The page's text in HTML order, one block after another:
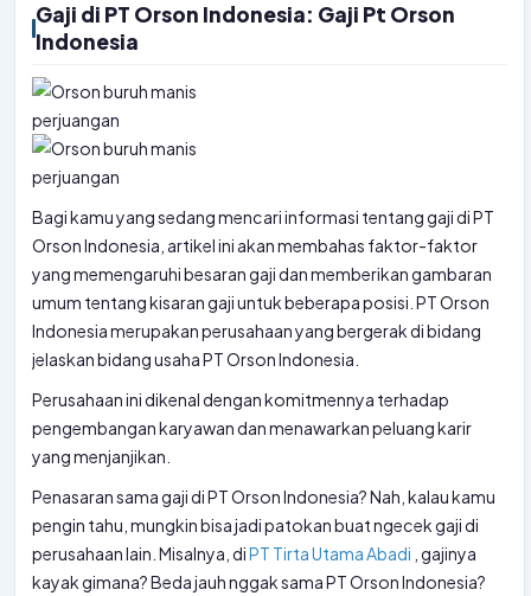
Gaji di PT Orson Indonesia: Gaji Pt Orson
Indonesia
Bagi kamu yang sedang mencari informasi tentang gaji di PT
Orson Indonesia, artikel ini akan membahas faktor-faktor
yang memengaruhi besaran gaji dan memberikan gambaran
umum tentang kisaran gaji untuk beberapa posisi. PT Orson
Indonesia merupakan perusahaan yang bergerak di bidang
jelaskan bidang usaha PT Orson Indonesia.
Perusahaan ini dikenal dengan komitmennya terhadap
pengembangan karyawan dan menawarkan peluang karir
yang menjanjikan.
Penasaran sama gaji di PT Orson Indonesia? Nah, kalau kamu
pengin tahu, mungkin bisa jadi patokan buat ngecek gaji di
perusahaan lain. Misalnya, diPT Tirta Utama Abadi , gajinya
kayak gimana? Beda jauh nggak sama PT Orson Indonesia?